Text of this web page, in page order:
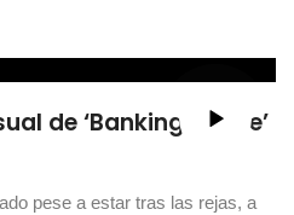
de ‘Banking On Me’
pese a estar tras las rejas, a